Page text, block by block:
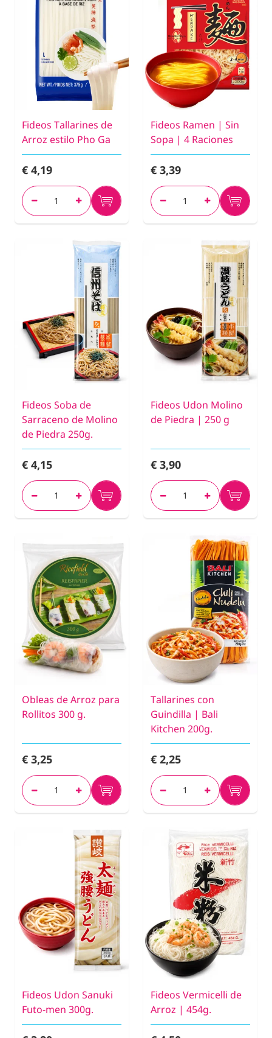
Fideos Tallarines de
Arroz estilo Pho Ga
€ 4,19
Fideos Ramen | Sin
Sopa | 4 Raciones
€ 3,39
Fideos Soba de
Sarraceno de Molino
de Piedra 250g.
€ 4,15
Fideos Udon Molino
de Piedra | 250 g
€ 3,90
Obleas de Arroz para
Rollitos 300 g.
€ 3,25
Tallarines con
Guindilla | Bali
Kitchen 200g.
€ 2,25
Fideos Udon Sanuki
Futo-men 300g.
Fideos Vermicelli de
Arroz | 454g.